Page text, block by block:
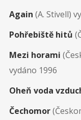
Again (A. Stivell)
Pohřebiště hitů
Mezi horami
vydáno 1996
Oheň voda
Čechomor